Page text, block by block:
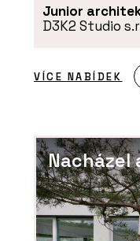
Junior
D3K2 Studio
VÍCE NABÍDEK